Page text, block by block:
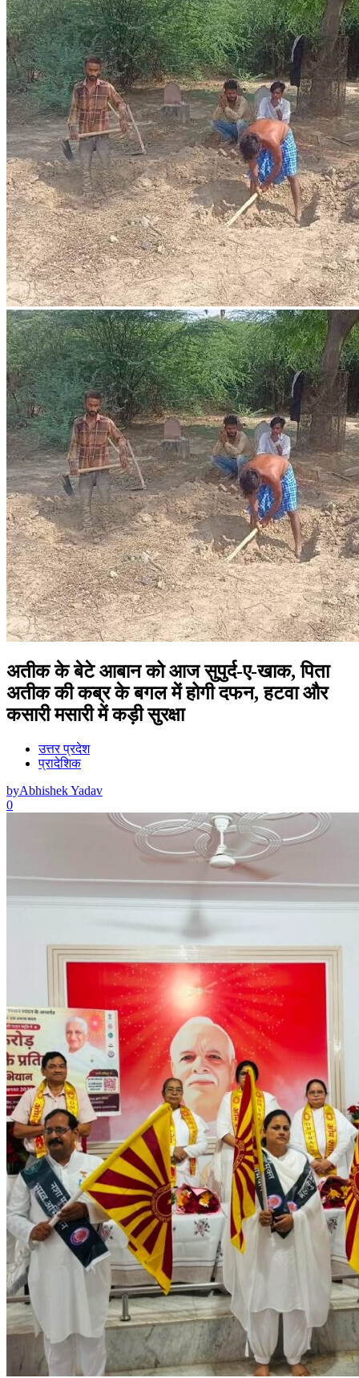
अतीक के बेटे आबान को आज सुपुर्द-ए-खाक, पिता
अतीक की कब्र के बगल में होगी दफन, हटवा और
कसारी मसारी में कड़ी सुरक्षा
उत्तर प्रदेश
प्रादेशिक
byAbhishek Yadav
0